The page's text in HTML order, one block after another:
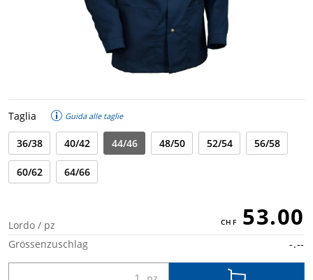
Taglia Guida alle taglie
36/38 40/42 44/46 48/50 52/54 56/58
60/62 64/66
Lordo / pz 53.00
Grössenzuschlag -.--